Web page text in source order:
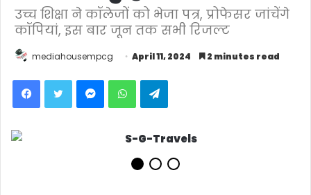
उच्च शिक्षा ने कॉलेजों को भेजा पत्र, प्रोफेसर जांचेंगे
कॉपियां, इस बार जून तक सभी रिजल्ट
mediahousempcg April 11, 2024 2 minutes read
Facebook Twitter Messenger WhatsApp